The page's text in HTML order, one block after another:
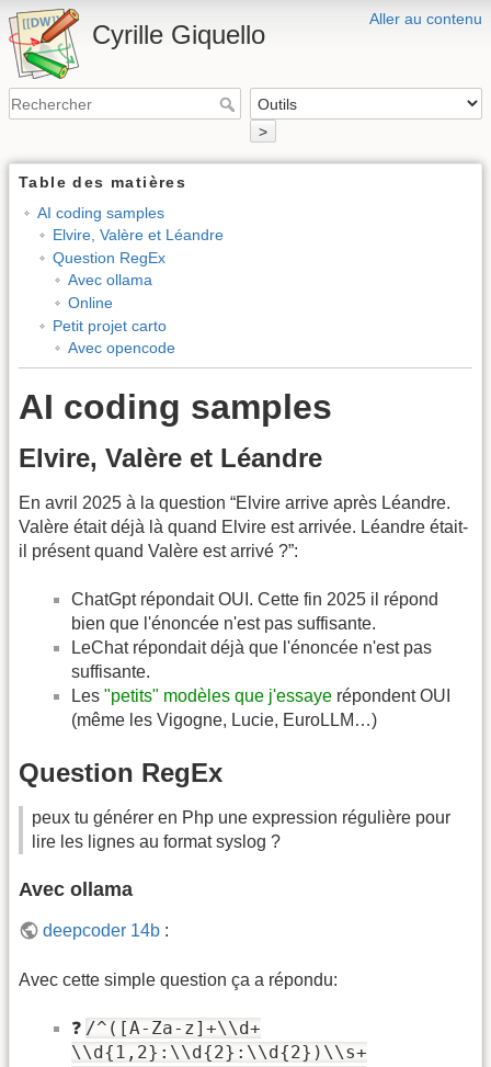
Aller au contenu
Cyrille Giquello
>
Table des matières
AI coding samples
Elvire, Valère et Léandre
Question RegEx
Avec ollama
Online
Petit projet carto
Avec opencode
AI coding samples
Elvire, Valère et Léandre
En avril 2025 à la question “Elvire arrive après Léandre.
Valère était déjà là quand Elvire est arrivée. Léandre était-
il présent quand Valère est arrivé ?”:
ChatGpt répondait OUI. Cette fin 2025 il répond
bien que l'énoncée n'est pas suffisante.
LeChat répondait déjà que l'énoncée n'est pas
suffisante.
Les "petits" modèles que j'essaye répondent OUI
(même les Vigogne, Lucie, EuroLLM…)
Question RegEx
peux tu générer en Php une expression régulière pour
lire les lignes au format syslog ?
Avec ollama
deepcoder 14b :
Avec cette simple question ça a répondu:
❓ /^([A-Za-z]+\\d+
\\d{1,2}:\\d{2}:\\d{2})\\s+